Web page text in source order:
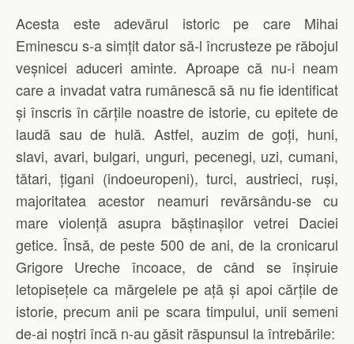
Acesta este adevărul istoric pe care Mihai
Eminescu s-a simțit dator să-l încrusteze pe răbojul
veșnicei aduceri aminte. Aproape că nu-i neam
care a invadat vatra rumânescă să nu fie identificat
și înscris în cărțile noastre de istorie, cu epitete de
laudă sau de hulă. Astfel, auzim de goți, huni,
slavi, avari, bulgari, unguri, pecenegi, uzi, cumani,
tătari, țigani (indoeuropeni), turci, austrieci, ruși,
majoritatea acestor neamuri revărsându-se cu
mare violență asupra băștinașilor vetrei Daciei
getice. Însă, de peste 500 de ani, de la cronicarul
Grigore Ureche încoace, de când se înșiruie
letopisețele ca mărgelele pe ață și apoi cărțile de
istorie, precum anii pe scara timpului, unii semeni
de-ai noștri încă n-au găsit răspunsul la întrebările: